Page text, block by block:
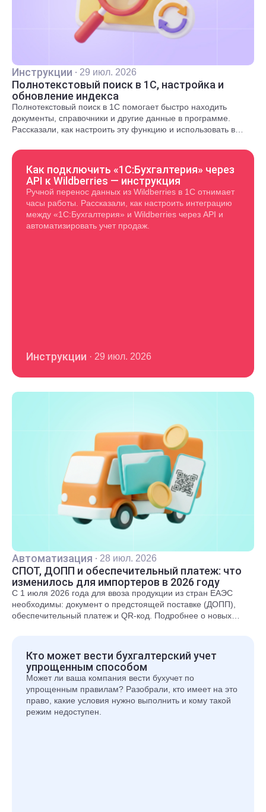
Инструкции · 29 июл. 2026
Полнотекстовый поиск в 1С, настройка и
обновление индекса
Полнотекстовый поиск в 1С помогает быстро находить
документы, справочники и другие данные в программе.
Рассказали, как настроить эту функцию и использовать в
Как подключить «1С:Бухгалтерия» через
API к Wildberries — инструкция
Ручной перенос данных из Wildberries в 1С отнимает
часы работы. Рассказали, как настроить интеграцию
между «1С:Бухгалтерия» и Wildberries через API и
автоматизировать учет продаж.
Инструкции · 29 июл. 2026
Автоматизация · 28 июл. 2026
СПОТ, ДОПП и обеспечительный платеж: что
изменилось для импортеров в 2026 году
С 1 июля 2026 года для ввоза продукции из стран ЕАЭС
необходимы: документ о предстоящей поставке (ДОПП),
обеспечительный платеж и QR-код. Подробнее о новых
Кто может вести бухгалтерский учет
упрощенным способом
Может ли ваша компания вести бухучет по
упрощенным правилам? Разобрали, кто имеет на это
право, какие условия нужно выполнить и кому такой
режим недоступен.